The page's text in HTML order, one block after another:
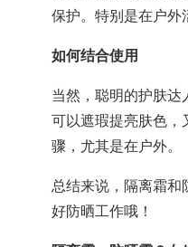
保护。特别是在户外
如何结合使用
当然，聪明的护肤达
可以遮瑕提亮肤色，
骤，尤其是在户外。
总结来说，隔离霜和
好防晒工作哦！